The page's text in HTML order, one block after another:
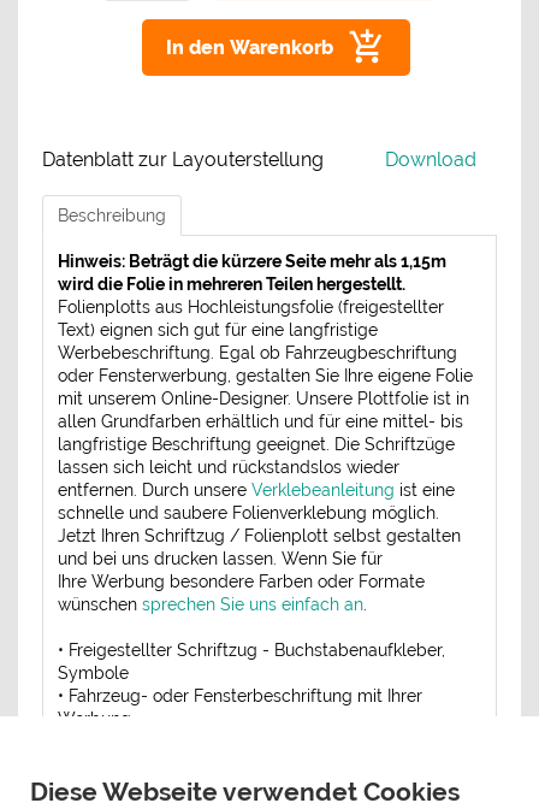
In den Warenkorb
Datenblatt zur Layouterstellung Download
Beschreibung
Hinweis: Beträgt die kürzere Seite mehr als 1,15m
wird die Folie in mehreren Teilen hergestellt.
Folienplotts aus Hochleistungsfolie (freigestellter
Text) eignen sich gut für eine langfristige
Werbebeschriftung. Egal ob Fahrzeugbeschriftung
oder Fensterwerbung, gestalten Sie Ihre eigene Folie
mit unserem Online-Designer. Unsere Plottfolie ist in
allen Grundfarben erhältlich und für eine mittel- bis
langfristige Beschriftung geeignet. Die Schriftzüge
lassen sich leicht und rückstandslos wieder
entfernen. Durch unsere Verklebeanleitung ist eine
schnelle und saubere Folienverklebung möglich.
Jetzt Ihren Schriftzug / Folienplott selbst gestalten
und bei uns drucken lassen. Wenn Sie für
Ihre Werbung besondere Farben oder Formate
wünschen sprechen Sie uns einfach an
• Freigestellter Schriftzug - Buchstabenaufkleber,
Symbole
• Fahrzeug- oder Fensterbeschriftung mit Ihrer
Werbung